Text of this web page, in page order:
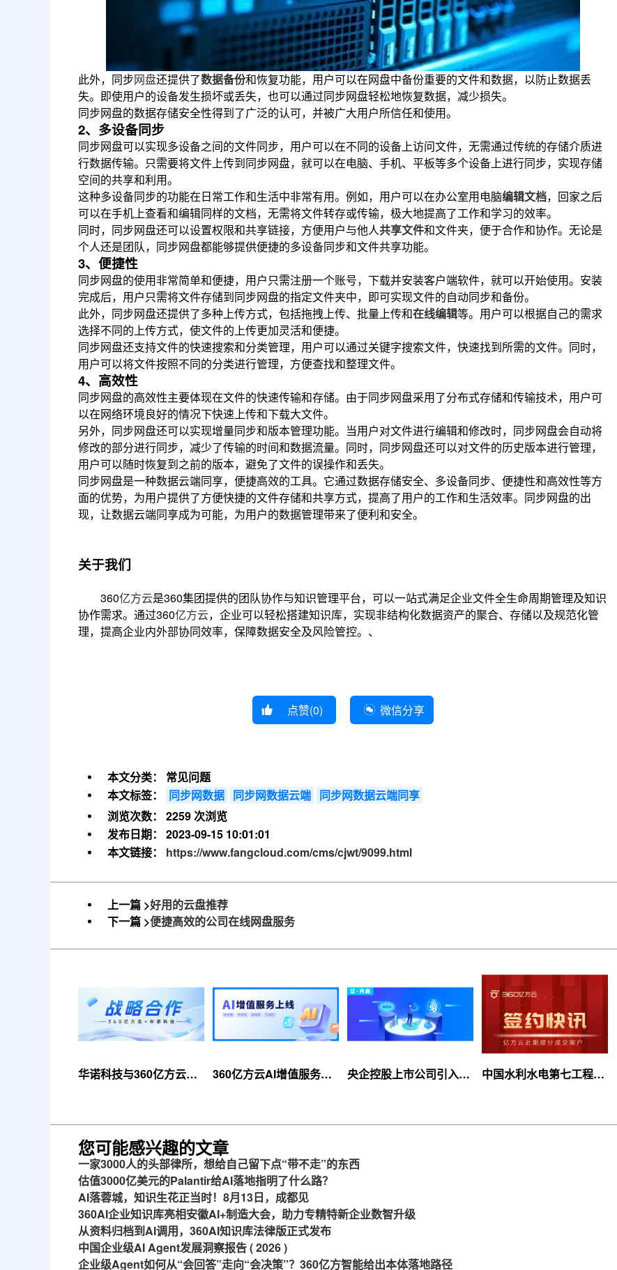
此外，同步网盘还提供了数据备份和恢复功能，用户可以在网盘中备份重要的文件和数据，以防止数据丢
失。即使用户的设备发生损坏或丢失，也可以通过同步网盘轻松地恢复数据，减少损失。
同步网盘的数据存储安全性得到了广泛的认可，并被广大用户所信任和使用。
2、多设备同步
同步网盘可以实现多设备之间的文件同步，用户可以在不同的设备上访问文件，无需通过传统的存储介质进
行数据传输。只需要将文件上传到同步网盘，就可以在电脑、手机、平板等多个设备上进行同步，实现存储
空间的共享和利用。
这种多设备同步的功能在日常工作和生活中非常有用。例如，用户可以在办公室用电脑编辑文档，回家之后
可以在手机上查看和编辑同样的文档，无需将文件转存或传输，极大地提高了工作和学习的效率。
同时，同步网盘还可以设置权限和共享链接，方便用户与他人共享文件和文件夹，便于合作和协作。无论是
个人还是团队，同步网盘都能够提供便捷的多设备同步和文件共享功能。
3、便捷性
同步网盘的使用非常简单和便捷，用户只需注册一个账号，下载并安装客户端软件，就可以开始使用。安装
完成后，用户只需将文件存储到同步网盘的指定文件夹中，即可实现文件的自动同步和备份。
此外，同步网盘还提供了多种上传方式，包括拖拽上传、批量上传和在线编辑等。用户可以根据自己的需求
选择不同的上传方式，使文件的上传更加灵活和便捷。
同步网盘还支持文件的快速搜索和分类管理，用户可以通过关键字搜索文件，快速找到所需的文件。同时，
用户可以将文件按照不同的分类进行管理，方便查找和整理文件。
4、高效性
同步网盘的高效性主要体现在文件的快速传输和存储。由于同步网盘采用了分布式存储和传输技术，用户可
以在网络环境良好的情况下快速上传和下载大文件。
另外，同步网盘还可以实现增量同步和版本管理功能。当用户对文件进行编辑和修改时，同步网盘会自动将
修改的部分进行同步，减少了传输的时间和数据流量。同时，同步网盘还可以对文件的历史版本进行管理，
用户可以随时恢复到之前的版本，避免了文件的误操作和丢失。
同步网盘是一种数据云端同享，便捷高效的工具。它通过数据存储安全、多设备同步、便捷性和高效性等方
面的优势，为用户提供了方便快捷的文件存储和共享方式，提高了用户的工作和生活效率。同步网盘的出
现，让数据云端同享成为可能，为用户的数据管理带来了便利和安全。
关于我们
360亿方云是360集团提供的团队协作与知识管理平台，可以一站式满足企业文件全生命周期管理及知识
协作需求。通过360亿方云，企业可以轻松搭建知识库，实现非结构化数据资产的聚合、存储以及规范化管
理，提高企业内外部协同效率，保障数据安全及风险管控。、
点赞(0) 微信分享
本文分类：
常见问题
本文标签：
同步网数据 同步网数据云端 同步网数据云端同享
浏览次数：
2259 次浏览
发布日期：
2023-09-15 10:01:01
本文链接：
https://www.fangcloud.com/cms/cjwt/9099.html
上一篇 >好用的云盘推荐
下一篇 >便捷高效的公司在线网盘服务
华诺科技与360亿方云达
360亿方云AI增值服务上
央企控股上市公司引入
中国水利水电第七工程
您可能感兴趣的文章
一家3000人的头部律所，想给自己留下点“带不走”的东西
估值3000亿美元的Palantir给AI落地指明了什么路？
AI落蓉城，知识生花正当时！8月13日，成都见
360AI企业知识库亮相安徽AI+制造大会，助力专精特新企业数智升级
从资料归档到AI调用，360AI知识库法律版正式发布
中国企业级AI Agent发展洞察报告 ( 2026 )
企业级Agent如何从“会回答”走向“会决策”？360亿方智能给出本体落地路径